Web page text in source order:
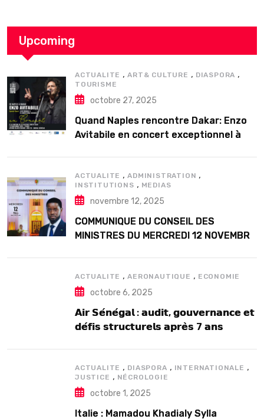
Upcoming
ACTUALITE ,ART& CULTURE , DIASPORA ,
TOURISME
octobre 27, 2025
Quand Naples rencontre Dakar: Enzo
Avitabile en concert exceptionnel à
ACTUALITE ,ADMINISTRATION ,
INSTITUTIONS , MEDIAS
novembre 12, 2025
COMMUNIQUE DU CONSEIL DES
MINISTRES DU MERCREDI 12 NOVEMBRE
ACTUALITE ,AERONAUTIQUE , ECONOMIE
octobre 6, 2025
𝗔𝗶𝗿 𝗦𝗲́𝗻𝗲́𝗴𝗮𝗹 : 𝗮𝘂𝗱𝗶𝘁, 𝗴𝗼𝘂𝘃𝗲𝗿𝗻𝗮𝗻𝗰𝗲 𝗲𝘁
𝗱𝗲́𝗳𝗶𝘀 𝘀𝘁𝗿𝘂𝗰𝘁𝘂𝗿𝗲𝗹𝘀 𝗮𝗽𝗿𝗲̀𝘀 7 𝗮𝗻𝘀
ACTUALITE , DIASPORA , INTERNATIONALE ,
JUSTICE , NÉCROLOGIE
octobre 1, 2025
Italie : Mamadou Khadialy Sylla